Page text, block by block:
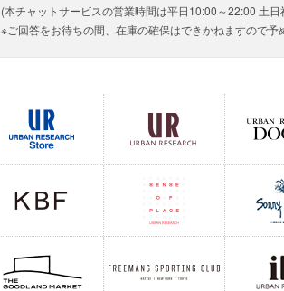
(本チャットサービスの営業時間は平日10:00～22:00 土
※ご回答をお待ちの間、在庫の確保はできかねますので予